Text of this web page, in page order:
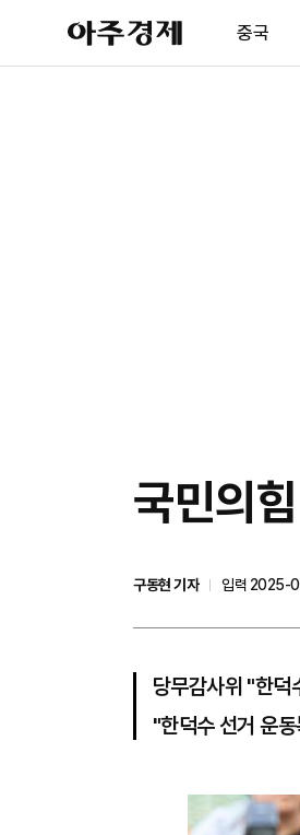
아
주
제
중국
국민의
구동현 기자
입력 2025-
당무감사위 "한
"한덕수 선거 운